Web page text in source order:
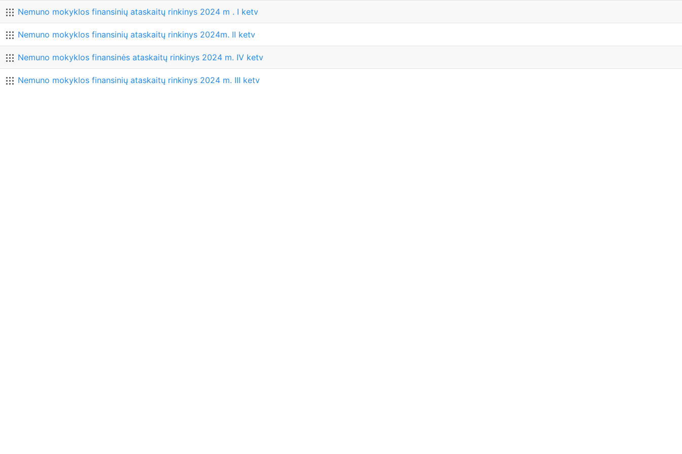
Nemuno mokyklos finansinių ataskaitų rinkinys 2024 m . I ketv
Nemuno mokyklos finansinių ataskaitų rinkinys 2024m. II ketv
Nemuno mokyklos finansinės ataskaitų rinkinys 2024 m. IV ketv
Nemuno mokyklos finansinių ataskaitų rinkinys 2024 m. III ketv